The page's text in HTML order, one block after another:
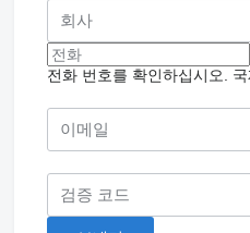
전화 번호를 확인하십시오.